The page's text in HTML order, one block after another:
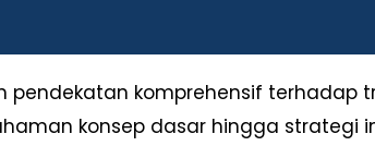
pendekatan komprehensif terhadap
konsep dasar hingga strategi